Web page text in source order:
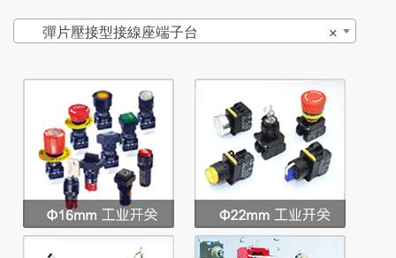
×
彈片壓接型接線座端子台